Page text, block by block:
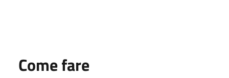
Come fare